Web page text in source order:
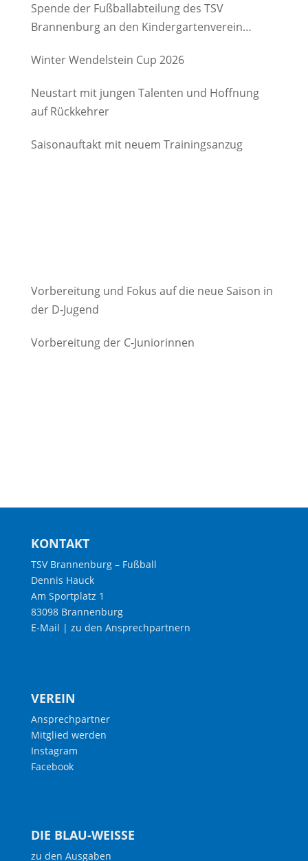
Spende der Fußballabteilung des TSV
Brannenburg an den Kindergartenverein
Winter Wendelstein Cup 2026
Neustart mit jungen Talenten und Hoffnung
auf Rückkehrer
Saisonauftakt mit neuem Trainingsanzug
Vorbereitung und Fokus auf die neue Saison in
der D-Jugend
Vorbereitung der C-Juniorinnen
KONTAKT
TSV Brannenburg – Fußball
Dennis Hauck
Am Sportplatz 1
83098 Brannenburg
E-Mail | zu den Ansprechpartnern
VEREIN
Ansprechpartner
Mitglied werden
Instagram
Facebook
DIE BLAU-WEISSE
zu den Ausgaben